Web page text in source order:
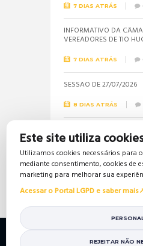
7 DIAS ATRÁS
INFORMATIVO DA
VEREADORES DE TIO
7 DIAS ATRÁS
SESSÃO DE 27/07/2026
8 DIAS ATRÁS
Informações sobre a
concurso público são
vereadora Jéssica
16 DIAS ATRÁS
Mapa do Site
Este site utiliza
Utilizamos cookies necessários para
mediante consentimento, cookies de
marketing para melhorar sua
Acessar o Portal LGPD e saber mais
REJEITAR NÃO